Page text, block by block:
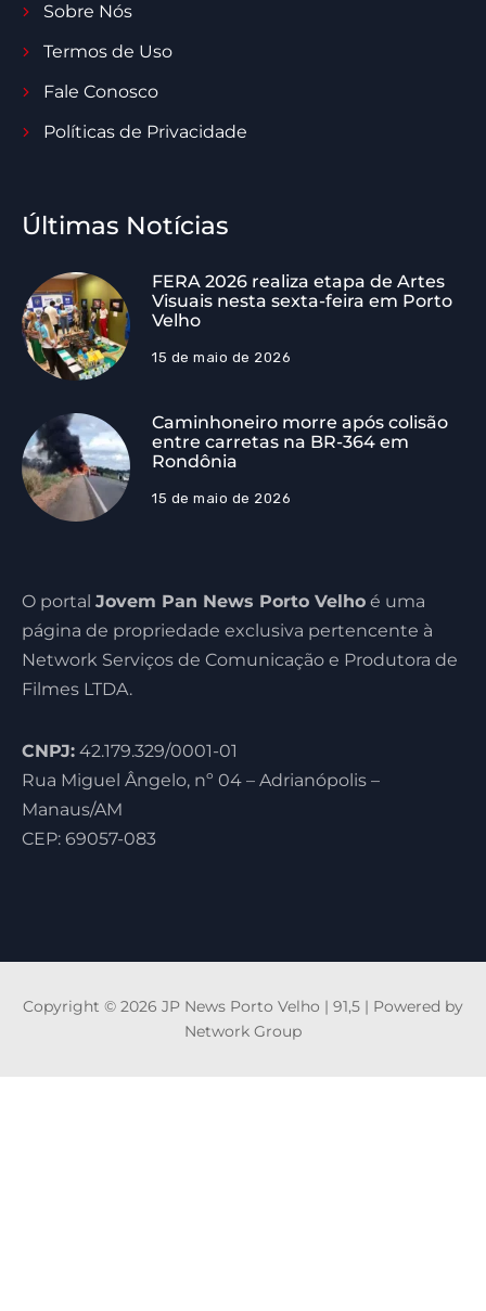
Sobre Nós
Termos de Uso
Fale Conosco
Políticas de Privacidade
Últimas Notícias
FERA 2026 realiza etapa de Artes
Visuais nesta sexta-feira em Porto
Velho
15 de maio de 2026
Caminhoneiro morre após colisão
entre carretas na BR-364 em
Rondônia
15 de maio de 2026
O portal Jovem Pan News Porto Velho é uma
página de propriedade exclusiva pertencente à
Network Serviços de Comunicação e Produtora de
Filmes LTDA.
CNPJ: 42.179.329/0001-01
Rua Miguel Ângelo, nº 04 – Adrianópolis –
Manaus/AM
CEP: 69057-083
Copyright © 2026 JP News Porto Velho | 91,5 | Powered by
Network Group